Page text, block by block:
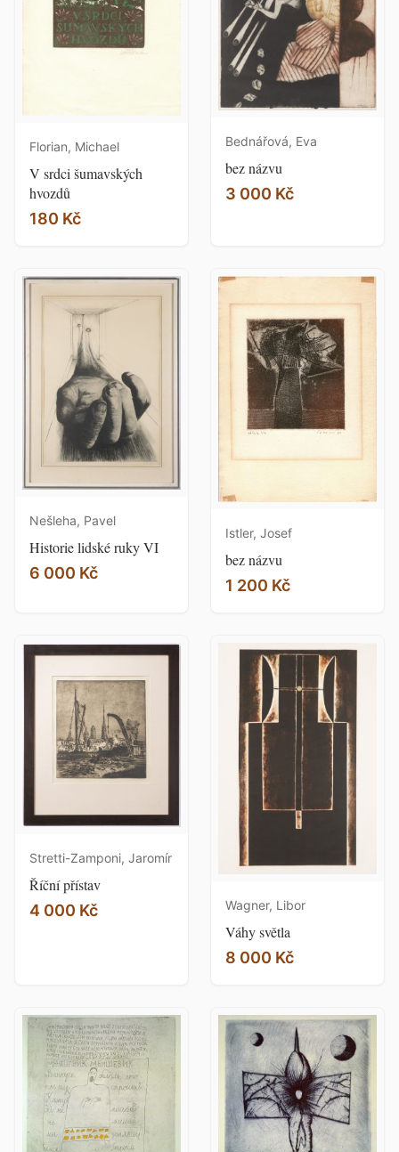
Florian, Michael
V srdci šumavských
hvozdů
180 Kč
Bednářová, Eva
bez názvu
3 000 Kč
Nešleha, Pavel
Historie lidské ruky VI
6 000 Kč
Istler, Josef
bez názvu
1 200 Kč
Stretti-Zamponi, Jaromír
Říční přístav
4 000 Kč
Wagner, Libor
Váhy světla
8 000 Kč